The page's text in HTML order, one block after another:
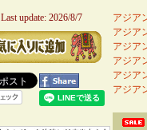
アジア
アジア
アジア
アジア
アジア
アジア
Last update: 2026/8/7